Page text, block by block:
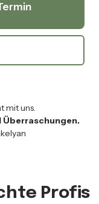
mit uns.
Überraschungen.
Profis